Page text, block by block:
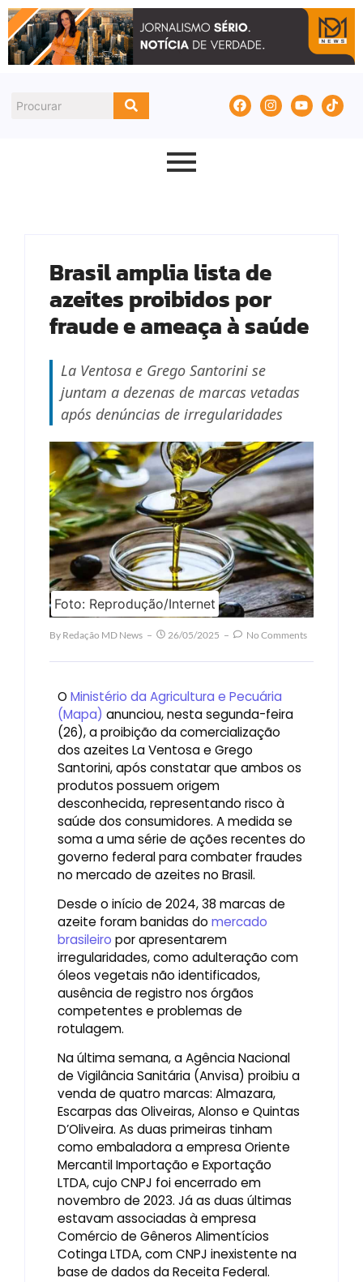
Brasil amplia lista de
azeites proibidos por
fraude e ameaça à saúde
La Ventosa e Grego Santorini se
juntam a dezenas de marcas vetadas
após denúncias de irregularidades
Foto: Reprodução/Internet
By Redação MD News 26/05/2025 No Comments
O Ministério da Agricultura e Pecuária
(Mapa) anunciou, nesta segunda-feira
(26), a proibição da comercialização
dos azeites La Ventosa e Grego
Santorini, após constatar que ambos os
produtos possuem origem
desconhecida, representando risco à
saúde dos consumidores. A medida se
soma a uma série de ações recentes do
governo federal para combater fraudes
no mercado de azeites no Brasil.
Desde o início de 2024, 38 marcas de
azeite foram banidas do mercado
brasileiro por apresentarem
irregularidades, como adulteração com
óleos vegetais não identificados,
ausência de registro nos órgãos
competentes e problemas de
rotulagem.
Na última semana, a Agência Nacional
de Vigilância Sanitária (Anvisa) proibiu a
venda de quatro marcas: Almazara,
Escarpas das Oliveiras, Alonso e Quintas
D’Oliveira. As duas primeiras tinham
como embaladora a empresa Oriente
Mercantil Importação e Exportação
LTDA, cujo CNPJ foi encerrado em
novembro de 2023. Já as duas últimas
estavam associadas à empresa
Comércio de Gêneros Alimentícios
Cotinga LTDA, com CNPJ inexistente na
base de dados da Receita Federal.